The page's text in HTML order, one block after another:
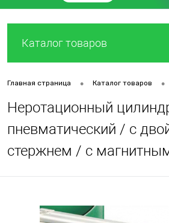
Каталог товаров
Главная страница • Каталог товаров •
Неротационный
пневматический / с
стержнем / с